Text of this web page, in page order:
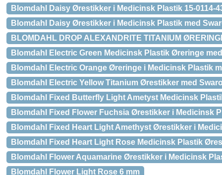
Blomdahl Daisy Ørestikker i Medicinsk Plastik 15-0114-
Blomdahl Daisy Ørestikker i Medicinsk Plastik med
BLOMDAHL DROP ALEXANDRITE TITANIUM
Blomdahl Electric Green Medicinsk Plastik Øreringe
Blomdahl Electric Orange Øreringe i Medicinsk Plastik
Blomdahl Electric Yellow Titanium Ørestikker med
Blomdahl Fixed Butterfly Light Ametyst Medicinsk
Blomdahl Fixed Flower Fuchsia Ørestikker i Medicinsk
Blomdahl Fixed Heart Light Amethyst Ørestikker i
Blomdahl Fixed Heart Light Rose Medicinsk Plastik
Blomdahl Flower Aquamarine Ørestikker i Medicinsk
Blomdahl Flower Light Rose 6 mm